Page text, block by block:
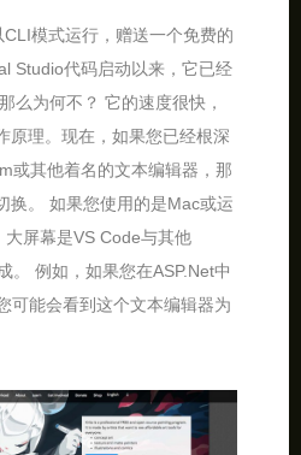
模式运行，赠送一个免费的
Studio代码启动以来，它已经
么为何不？ 它的速度很快，
原理。现在，如果您已经根深
或其他着名的文本编辑器，那
换。 如果您使用的是Mac或运
屏幕是VS Code与其他
。 例如，如果您在ASP.Net中
可能会看到这个文本编辑器为